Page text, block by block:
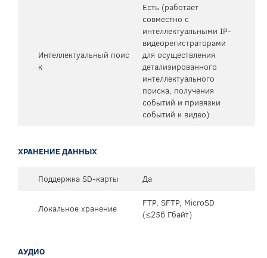
Интеллектуальный поис
к
Есть (работает
совместно с
интеллектуальными IP-
видеорегистраторами
для осуществления
детализированного
интеллектуального
поиска, получения
событий и привязки
событий к видео)
ХРАНЕНИЕ ДАННЫХ
Поддержка SD-карты Да
Локальное хранение
FTP, SFTP, MicroSD
(≤256 Гбайт)
АУДИО